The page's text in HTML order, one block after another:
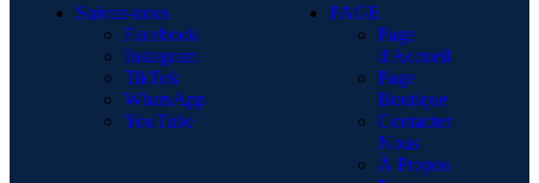
Suivez-nous
Facebook
Instagram
TikTok
WhatsApp
YouTube
PAGE
Page
d'Accueil
Page
Boutique
Contacter
Nous
À Propos